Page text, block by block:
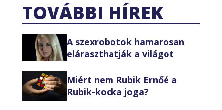
TOVÁBBI HÍREK
A szexrobotok hamarosan
eláraszthatják a világot
Miért nem Rubik Ernőé a
Rubik-kocka joga?